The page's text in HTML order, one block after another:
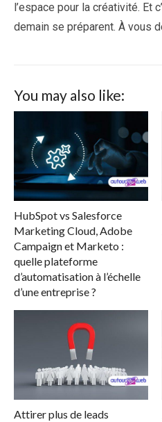
l’espace pour la créativité. Et
demain se préparent. À vous
You may also like:
HubSpot vs Salesforce
Marketing Cloud, Adobe
Campaign et Marketo :
quelle plateforme
d’automatisation à l’échelle
d’une entreprise ?
Attirer plus de leads